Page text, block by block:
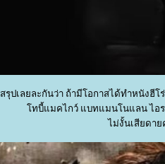
สรุปเลยละกันว่า ถ้ามีโอกาสได้ทำหนังฮี
ทบี้แมคไกว์ แบทแมนโนแลน ไอร
ไม่งั้นเสียดา